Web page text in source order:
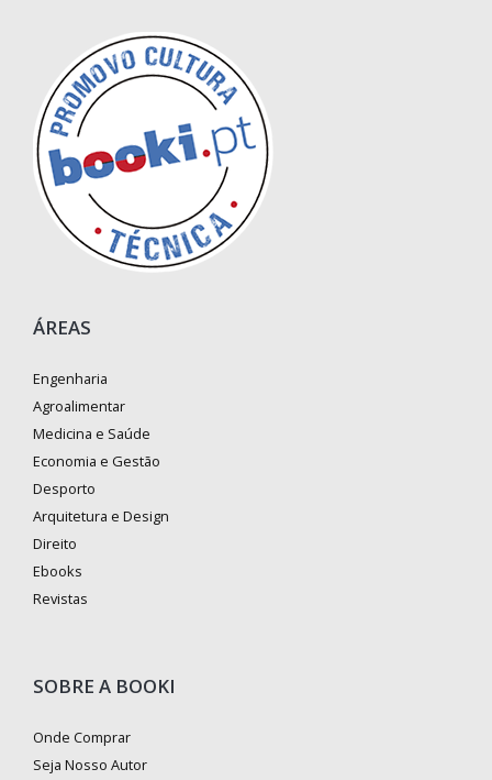
ÁREAS
Engenharia
Agroalimentar
Medicina e Saúde
Economia e Gestão
Desporto
Arquitetura e Design
Direito
Ebooks
Revistas
SOBRE A BOOKI
Onde Comprar
Seja Nosso Autor